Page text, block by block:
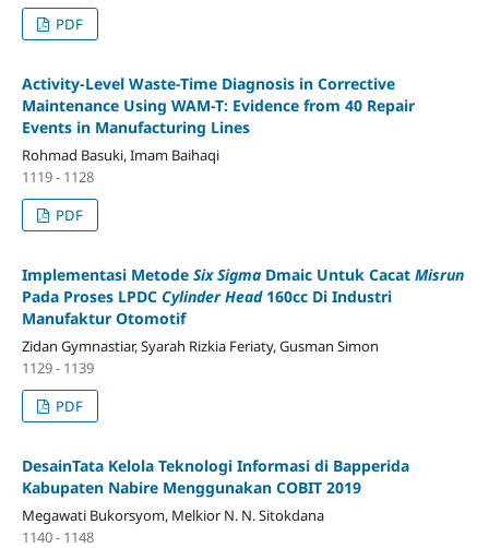
PDF
Activity-Level Waste-Time Diagnosis in Corrective
Maintenance Using WAM-T: Evidence from 40 Repair
Events in Manufacturing Lines
Rohmad Basuki, Imam Baihaqi
1119 - 1128
PDF
Implementasi Metode Six SigmaDmaic Untuk Cacat Misrun
Pada Proses LPDC Cylinder Head160cc Di Industri
Manufaktur Otomotif
Zidan Gymnastiar, Syarah Rizkia Feriaty, Gusman Simon
1129 - 1139
PDF
DesainTata Kelola Teknologi Informasi di Bapperida
Kabupaten Nabire Menggunakan COBIT 2019
Megawati Bukorsyom, Melkior N. N. Sitokdana
1140 - 1148